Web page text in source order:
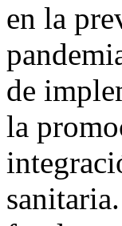
en la
de
la